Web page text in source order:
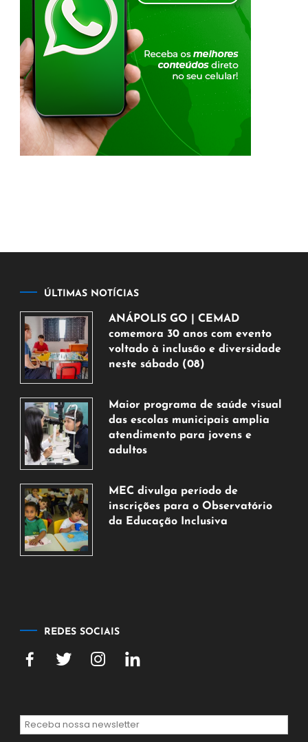
ÚLTIMAS NOTÍCIAS
ANÁPOLIS GO | CEMAD
comemora 30 anos com evento
voltado à inclusão e diversidade
neste sábado (08)
de
agosto
de
2026
Maior programa de saúde visual
das escolas municipais amplia
atendimento para jovens e
adultos
de
agosto
de
MEC divulga período de
inscrições para o Observatório
da Educação Inclusiva
REDES SOCIAIS